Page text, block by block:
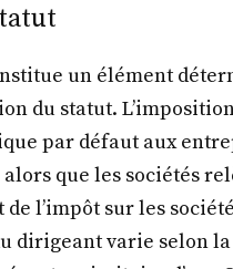
un élément
du statut.
par défaut aux
que les sociétés
l’impôt sur les
dirigeant varie selon